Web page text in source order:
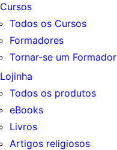
Cursos
Todos os Cursos
Formadores
Tornar-se um Formador
Lojinha
Todos os produtos
eBooks
Livros
Artigos religiosos